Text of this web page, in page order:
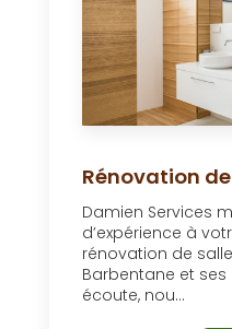
Rénovation
Damien Services
d’expérience à
rénovation de
Barbentane et
écoute, nou...